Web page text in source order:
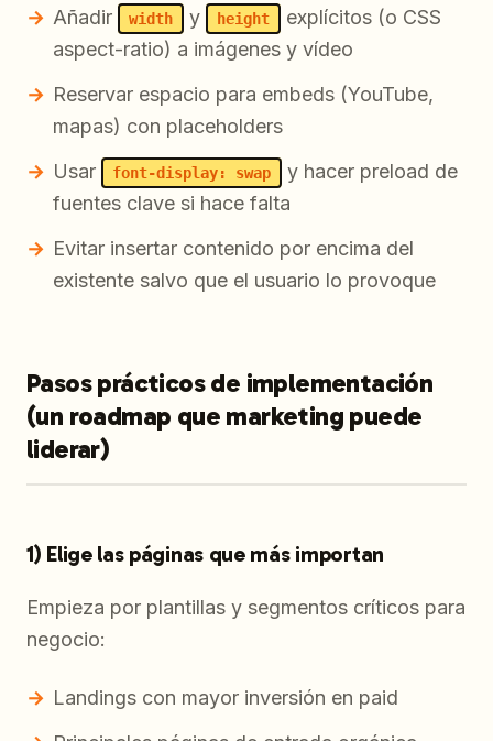
Añadir width y height
explícitos (o CSS
aspect-ratio) a imágenes y vídeo
Reservar espacio para embeds (YouTube,
mapas) con placeholders
Usar
font-display: swap
y hacer preload de
fuentes clave si hace falta
Evitar insertar contenido por encima del
existente salvo que el usuario lo provoque
Pasos prácticos de implementación
(un roadmap que marketing puede
liderar)
1) Elige las páginas que más importan
Empieza por plantillas y segmentos críticos para
negocio:
Landings con mayor inversión en paid